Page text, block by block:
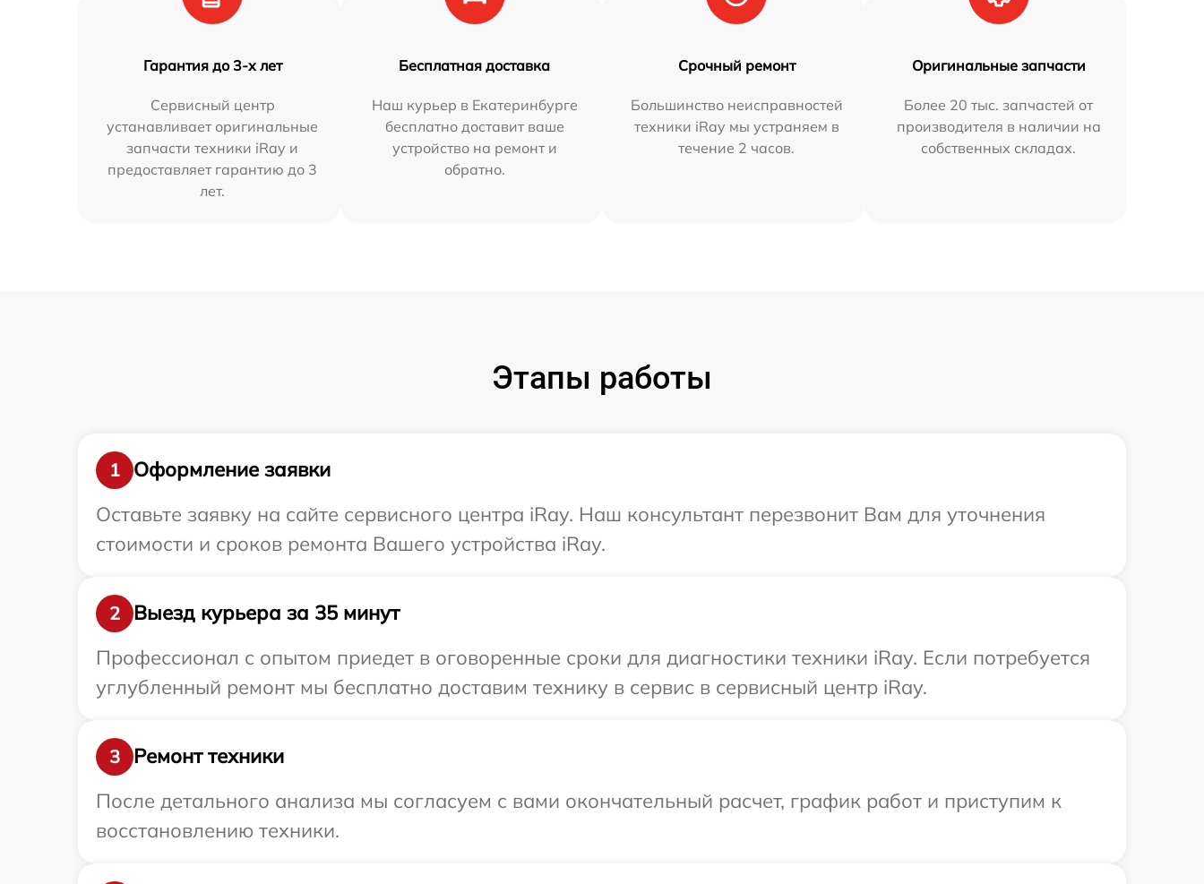
Гарантия до 3-х лет
Сервисный центр
устанавливает оригинальные
запчасти техники iRay и
предоставляет гарантию до 3
лет.
Бесплатная доставка
Наш курьер в Екатеринбурге
бесплатно доставит ваше
устройство на ремонт и
обратно.
Срочный ремонт
Большинство неисправностей
техники iRay мы устраняем в
течение 2 часов.
Оригинальные запчасти
Более 20 тыс. запчастей от
производителя в наличии на
собственных складах.
Этапы работы
1
Оформление заявки
Оставьте заявку на сайте сервисного центра iRay. Наш консультант перезвонит Вам для уточнения
стоимости и сроков ремонта Вашего устройства iRay.
2
Выезд курьера за 35 минут
Профессионал с опытом приедет в оговоренные сроки для диагностики техники iRay. Если потребуется
углубленный ремонт мы бесплатно доставим технику в сервис в сервисный центр iRay.
3
Ремонт техники
После детального анализа мы согласуем с вами окончательный расчет, график работ и приступим к
восстановлению техники.